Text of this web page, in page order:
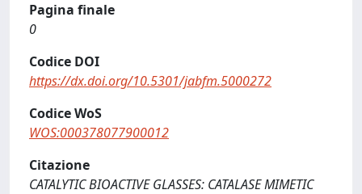
Pagina finale
0
Codice DOI
https://dx.doi.org/10.5301/jabfm.5000272
Codice WoS
WOS:000378077900012
Citazione
CATALYTIC BIOACTIVE GLASSES: CATALASE MIMETIC